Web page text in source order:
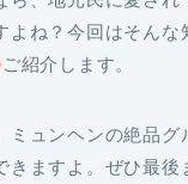
よね？今回はそんな
ご紹介します。
ミュンヘンの絶品グ
きますよ。ぜひ最後